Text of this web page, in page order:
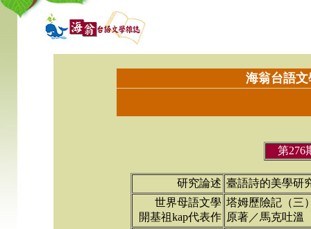
海翁台語
第276
研究論述 臺語詩的美學
世界母語文學
開基祖kap代表作
塔姆歷險記（三
原著／馬克吐